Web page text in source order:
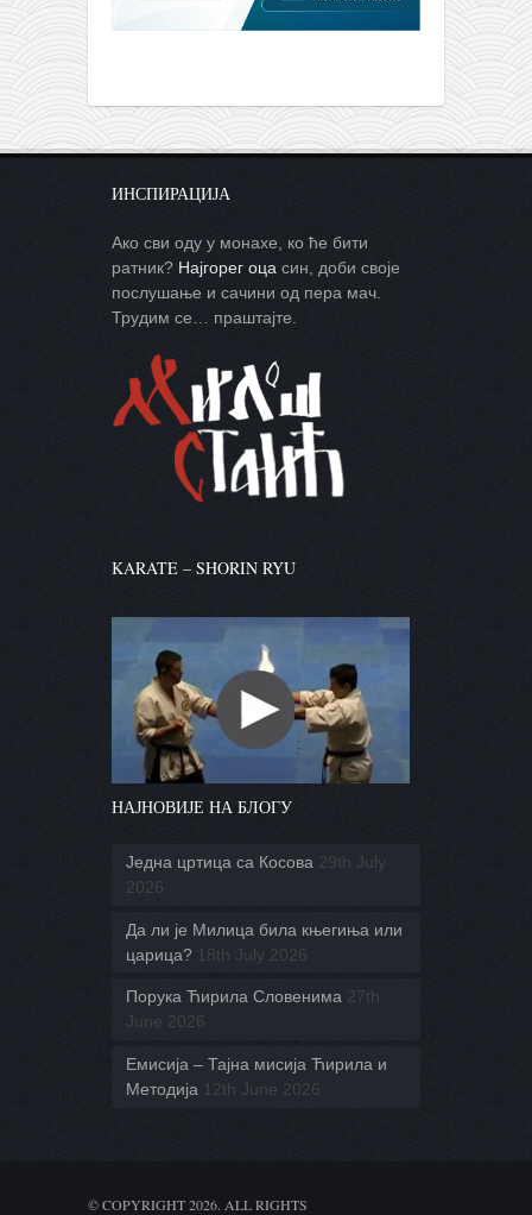
ИНСПИРАЦИЈА
Ако сви оду у монахе, ко ће бити
ратник? Најгорег оца син, доби своје
послушање и сачини од пера мач.
Трудим се… праштајте.
KARATE – SHORIN RYU
НАЈНОВИЈЕ НА БЛОГУ
Једна цртица са Косова 29th July
2026
Да ли је Милица била књегиња или
царица? 18th July 2026
Порука Ћирила Словенима 27th
June 2026
Емисија – Тајна мисија Ћирила и
Методија 12th June 2026
© COPYRIGHT 2026. ALL RIGHTS